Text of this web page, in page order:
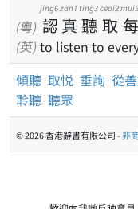
(粵) 認
jing6
真
zan1
聽
ting3
取
ceoi2
每
mui5
(英) to listen to
傾聽 取悦 垂詢 從
聆聽 聽眾
© 2026 香港辭書有限公司 -非